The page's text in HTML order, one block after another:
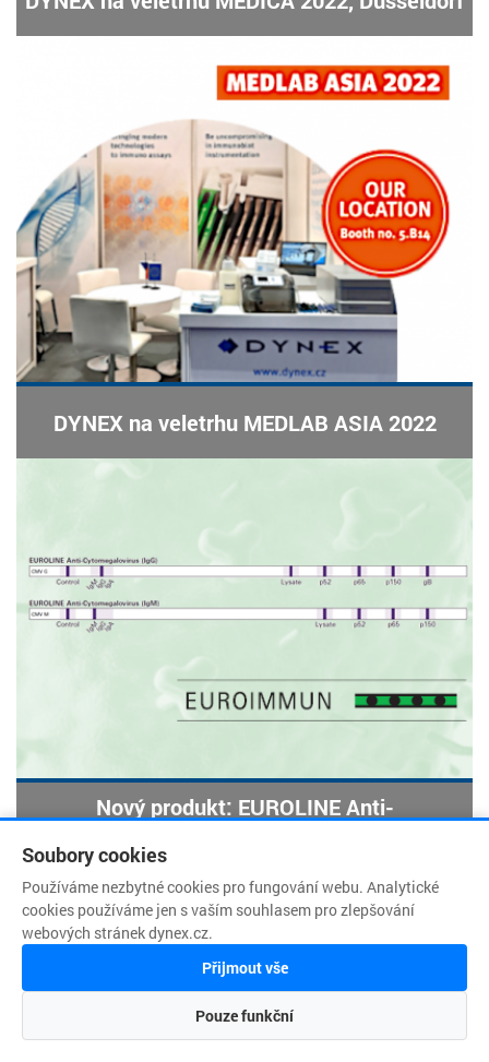
DYNEX na veletrhu MEDLAB ASIA 2022
Nový produkt: EUROLINE Anti-
Soubory cookies
Používáme nezbytné cookies pro fungování webu. Analytické
cookies používáme jen s vaším souhlasem pro zlepšování
webových stránek dynex.cz.
Přijmout vše
Pouze funkční